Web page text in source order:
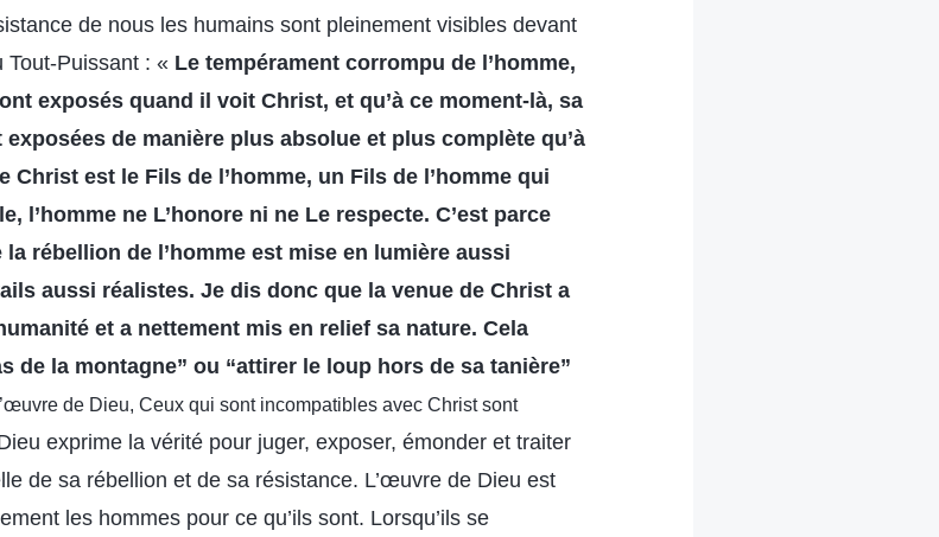
de nous les humains sont pleinement visibles devant
Tout-Puissant : « Le tempérament corrompu de l’homme,
exposés quand il voit Christ, et qu’à ce moment-là, sa
de manière plus absolue et plus complète qu’à
Christ est le Fils de l’homme, un Fils de l’homme qui
l’homme ne L’honore ni ne Le respecte. C’est parce
rébellion de l’homme est mise en lumière aussi
aussi réalistes. Je dis donc que la venue de Christ a
et a nettement mis en relief sa nature. Cela
de la montagne” ou “attirer le loup hors de sa tanière”
de Dieu, Ceux qui sont incompatibles avec Christ sont
exprime la vérité pour juger, exposer, émonder et traiter
de sa rébellion et de sa résistance. L’œuvre de Dieu est
les hommes pour ce qu’ils sont. Lorsqu’ils se